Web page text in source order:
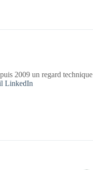
2009 un regard technique
LinkedIn